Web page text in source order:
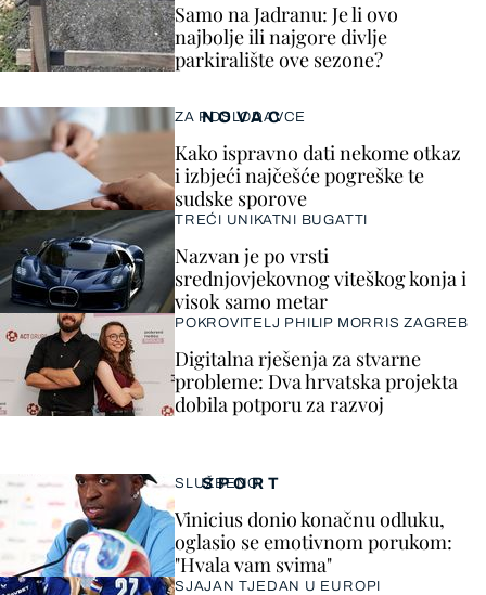
Samo na Jadranu: Je li ovo
najbolje ili najgore divlje
parkiralište ove sezone?
SPORT
SLUŽBENO
Vinicius donio konačnu odluku,
oglasio se emotivnom porukom:
"Hvala vam svima"
SJAJAN TJEDAN U EUROPI
NOVAC
ZA POSLODAVCE
Kako ispravno dati nekome otkaz
i izbjeći najčešće pogreške te
sudske sporove
TREĆI UNIKATNI BUGATTI
Nazvan je po vrsti
srednjovjekovnog viteškog konja i
visok samo metar
POKROVITELJ PHILIP MORRIS ZAGREB
Digitalna rješenja za stvarne
probleme: Dva hrvatska projekta
dobila potporu za razvoj